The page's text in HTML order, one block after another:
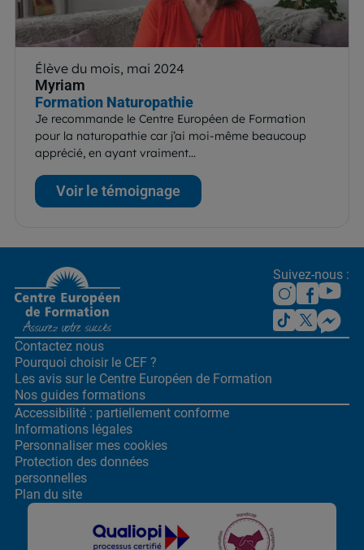
Élève du mois, mai 2024
Myriam
Formation Naturopathie
Je recommande le Centre Européen de Formation
pour la naturopathie car j’ai moi-même beaucoup
apprécié, en ayant vraiment…
Voir le témoignage
Suivez-nous :
Contactez nous
Pourquoi choisir le CEF ?
Les avis sur le Centre Européen de Formation
Nos guides formations
Accessibilité : partiellement conforme
Informations légales
Personnaliser mes cookies
Protection des données
personnelles
Plan du site